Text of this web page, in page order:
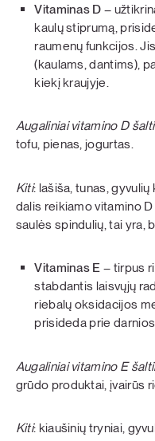
Vitaminas D–
kaulų stiprumą,
raumenų funkcijos.
(kaulams, dantims),
kiekį kraujyje.
Augaliniai vitamino D
tofu, pienas, jogurtas.
Kiti: lašiša, tunas,
dalis reikiamo vitamino
saulės spindulių, tai yra,
Vitaminas E – tirpus
stabdantis laisvųjų
riebalų oksidacijos
prisideda prie
Augaliniai vitamino E
grūdo produktai, įvairūs
Kiti: kiaušinių tryniai,